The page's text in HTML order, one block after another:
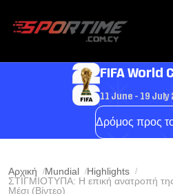
FIFA World
11 June - 19 July
Δρόμος προς
Αρχική Mundial
Highlights
ΣΤΙΓΜΙΟΤΥΠΑ: Η επική ανατροπή της
Μέσι (Βίντεο)